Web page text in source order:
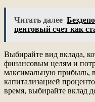
Читать далее
центовый счет как
Выбирайте вид вклада,
финансовым целям и
максимальную прибыль,
капитализацией
время, выбирайте вклад